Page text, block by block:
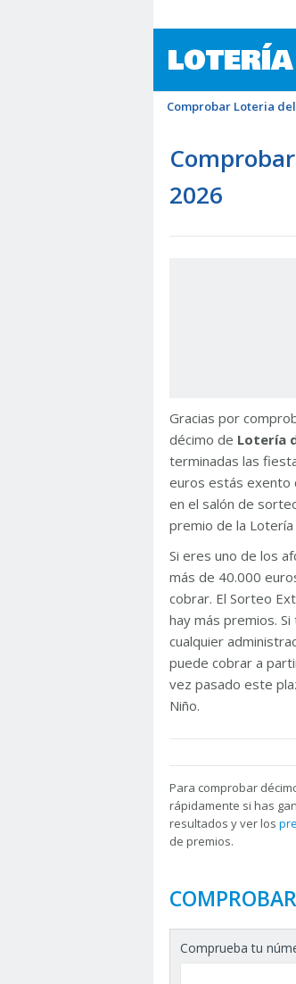
Comprobar Loteria
2026
Gracias por
décimo de Lotería
terminadas las
euros estás exento
en el salón de
premio de la
Si eres uno de los
más de 40.000
cobrar. El Sorteo
hay más premios.
cualquier
puede cobrar a
vez pasado este
Niño.
Para comprobar
rápidamente si has
resultados y ver los
de premios.
Comprueba tu